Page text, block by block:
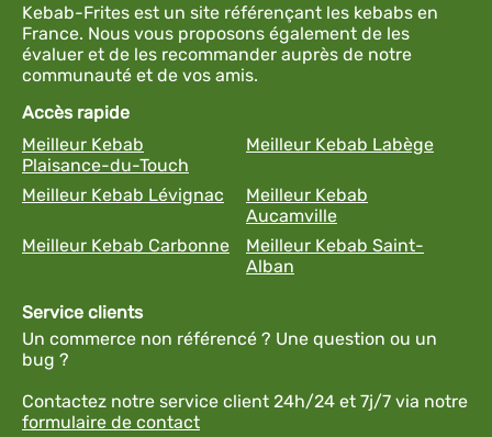
Kebab-Frites est un site référençant les kebabs en
France. Nous vous proposons également de les
évaluer et de les recommander auprès de notre
communauté et de vos amis.
Accès rapide
Meilleur Kebab
Plaisance-du-Touch
Meilleur Kebab Labège
Meilleur Kebab Lévignac
Meilleur Kebab
Aucamville
Meilleur Kebab Carbonne
Meilleur Kebab Saint-
Alban
Service clients
Un commerce non référencé ? Une question ou un
bug ?
Contactez notre service client 24h/24 et 7j/7 via notre
formulaire de contact